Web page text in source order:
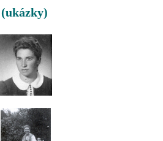
(ukázky)